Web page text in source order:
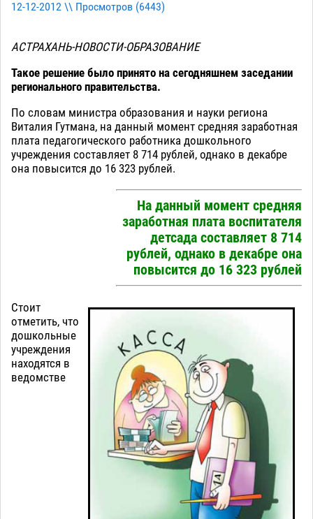
12-12-2012 \\ Просмотров (6443)
АСТРАХАНЬ-НОВОСТИ-ОБРАЗОВАНИЕ
Такое решение было принято на сегодняшнем заседании
регионального правительства.
По словам министра образования и науки региона
Виталия Гутмана, на данный момент средняя заработная
плата педагогического работника дошкольного
учреждения составляет 8 714 рублей, однако в декабре
она повысится до 16 323 рублей.
На данный момент средняя
заработная плата воспитателя
детсада составляет 8 714
рублей, однако в декабре она
повысится до 16 323 рублей
Стоит
отметить, что
дошкольные
учреждения
находятся в
ведомстве